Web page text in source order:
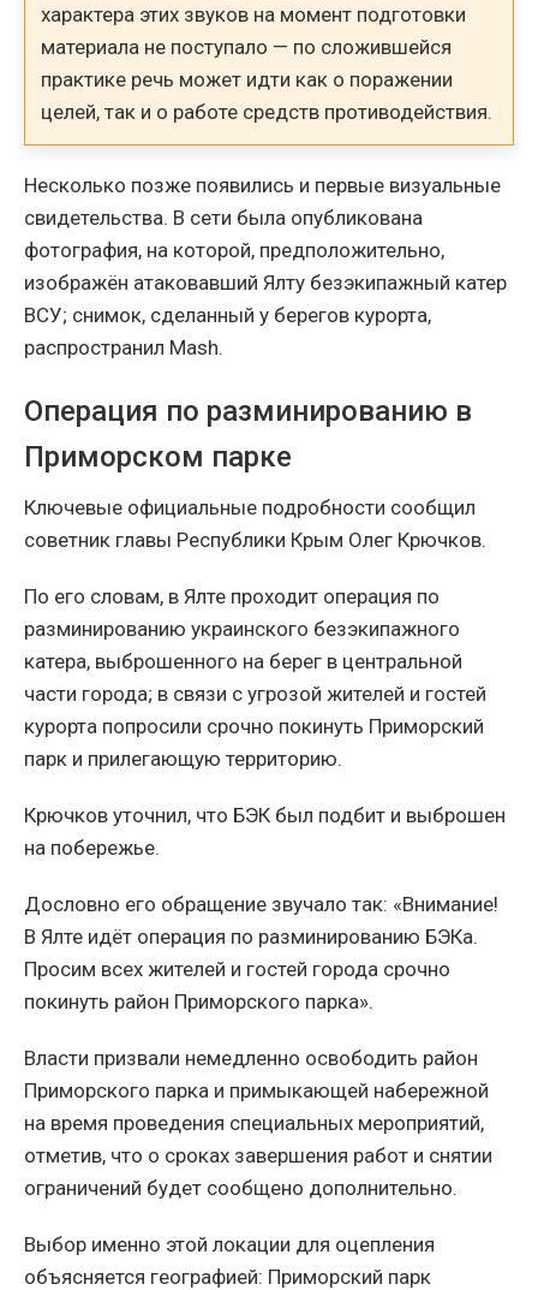
характера этих звуков на момент подготовки
материала не поступало — по сложившейся
практике речь может идти как о поражении
целей, так и о работе средств противодействия.
Несколько позже появились и первые визуальные
свидетельства. В сети была опубликована
фотография, на которой, предположительно,
изображён атаковавший Ялту безэкипажный катер
ВСУ; снимок, сделанный у берегов курорта,
распространил Mash.
Операция по разминированию в
Приморском парке
Ключевые официальные подробности сообщил
советник главы Республики Крым Олег Крючков.
По его словам, в Ялте проходит операция по
разминированию украинского безэкипажного
катера, выброшенного на берег в центральной
части города; в связи с угрозой жителей и гостей
курорта попросили срочно покинуть Приморский
парк и прилегающую территорию.
Крючков уточнил, что БЭК был подбит и выброшен
на побережье.
Дословно его обращение звучало так: «Внимание!
В Ялте идёт операция по разминированию БЭКа.
Просим всех жителей и гостей города срочно
покинуть район Приморского парка».
Власти призвали немедленно освободить район
Приморского парка и примыкающей набережной
на время проведения специальных мероприятий,
отметив, что о сроках завершения работ и снятии
ограничений будет сообщено дополнительно.
Выбор именно этой локации для оцепления
объясняется географией: Приморский парк